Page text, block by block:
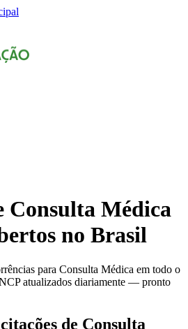
Consulta Médica
no Brasil
para Consulta Médica em todo o
atualizados diariamente — pronto
de Consulta